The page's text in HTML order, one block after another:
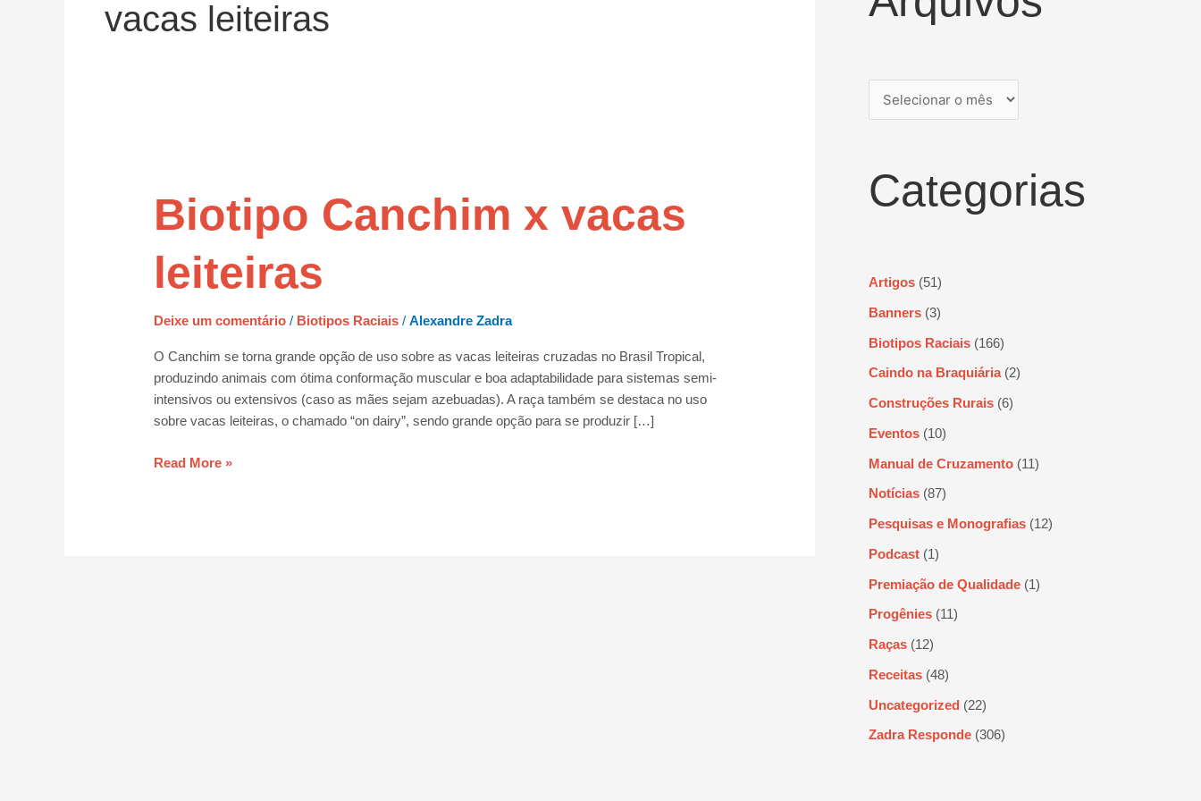
vacas leiteiras
Biotipo Canchim x vacas
leiteiras
Deixe um comentário / Biotipos Raciais /Alexandre Zadra
O Canchim se torna grande opção de uso sobre as vacas leiteiras cruzadas no Brasil Tropical,
produzindo animais com ótima conformação muscular e boa adaptabilidade para sistemas semi-
intensivos ou extensivos (caso as mães sejam azebuadas). A raça também se destaca no uso
sobre vacas leiteiras, o chamado “on dairy”, sendo grande opção para se produzir […]
x
vacas
Read More »
Categorias
Artigos (51)
Banners (3)
Biotipos Raciais (166)
Caindo na Braquiária(2)
Construções Rurais (6)
Eventos (10)
Manual de Cruzamento (11)
Notícias (87)
Pesquisas e Monografias (12)
Podcast (1)
Premiação de Qualidade (1)
Progênies (11)
Raças (12)
Receitas (48)
Uncategorized (22)
Zadra Responde (306)